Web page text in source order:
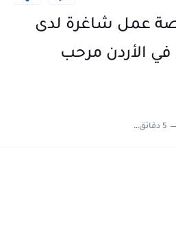
عمل شاغرة لدى
شركة Famelevel في الأردن مرحب
5 دقائق للقراءة